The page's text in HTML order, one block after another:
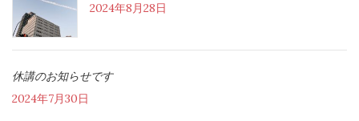
2024年8月28日
休講のお知らせです
2024年7月30日